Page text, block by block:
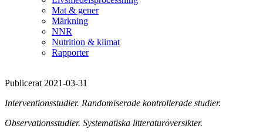
Mat & gener
Märkning
NNR
Nutrition & klimat
Rapporter
Publicerat 2021-03-31
Interventionsstudier. Randomiserade kontrollerade studier.
Observationsstudier. Systematiska litteraturöversikter.